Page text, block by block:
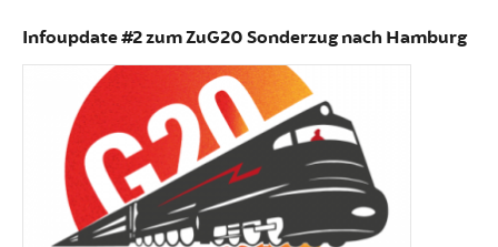
Infoupdate #2 zum ZuG20 Sonderzug nach Hamburg